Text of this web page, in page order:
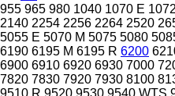
955 965 980 1040 1070 E 1072
2140 2254 2256 2264 2520
5055 E 5070 M 5075 5080
6190 6195 M 6195 R 6200
6900 6910 6920 6930 7000
7820 7830 7920 7930 8100
9510 R 9520 9530 9540 WTS